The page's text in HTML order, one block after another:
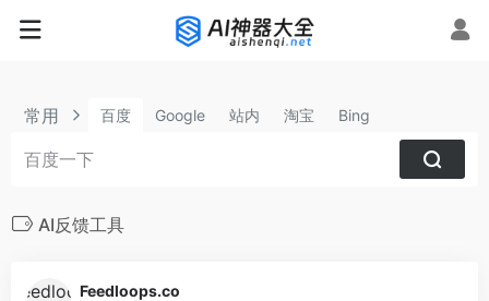
常用 百度 Google 站内 淘宝 Bing
AI反馈工具
Feedloops.co